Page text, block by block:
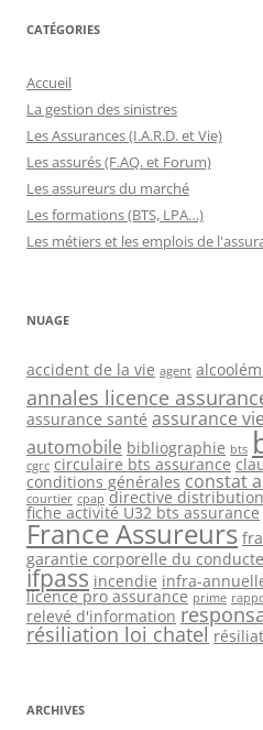
CATÉGORIES
Accueil
La gestion des sinistres
Les Assurances (I.A.R.D. et Vie)
Les assurés (F.AQ. et Forum)
Les assureurs du marché
Les formations (BTS, LPA…)
Les métiers et les emplois de
NUAGE
accident de la vie agent
annales licence
assurance santé assurance vie
automobile bibliographie bts
cgrc circulaire bts assurance
conditions générales constat
courtier cpap directive
fiche activité U32 bts assurance
France Assureurs
garantie corporelle du
ifpass incendie infra-
licence pro assurance prime
relevé d'information
résiliation loi chatel
ARCHIVES